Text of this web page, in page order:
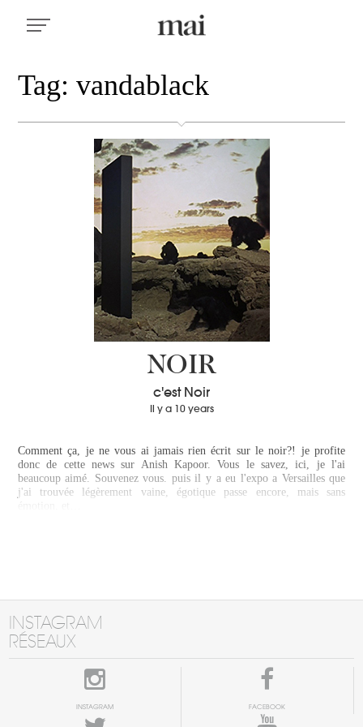
Tag: vandablack
NOIR
c'est Noir
Il y a 10 years
Comment ça, je ne vous ai jamais rien écrit sur le noir?! je profite
donc de cette news sur Anish Kapoor. Vous le savez, ici, je l'ai
beaucoup aimé. Souvenez vous. puis il y a eu l'expo a Versailles que
j'ai trouvée légèrement vaine, égotique passe encore, mais sans
INSTAGRAM
RÉSEAUX
INSTAGRAM FACEBOOK